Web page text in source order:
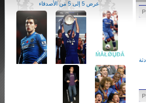
عرض 5 إلى 5 من الأصدقاء
ḾẮŁǾЏĐẮ
تشيلساوي للأبد oussama.chelsea